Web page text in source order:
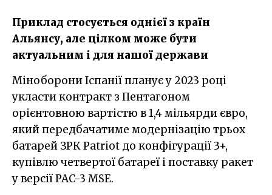
Приклад стосується однієї з країн
Альянсу, але цілком може бути
актуальним і для нашої держави
Міноборони Іспанії планує у 2023 році
укласти контракт з Пентагоном
орієнтовною вартістю в 1,4 мільярди євро,
який передбачатиме модернізацію трьох
батарей ЗРК Patriot до конфігурації 3+,
купівлю четвертої батареї і поставку ракет
у версії PAC-3 MSE.